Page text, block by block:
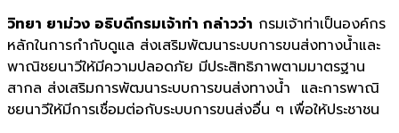
วิทยา ยาม่วง อธิบดีกรมเจ้าท่า กล่าวว่า กรมเจ้าท่าเป็นองค์กร
หลักในการกำกับดูแล ส่งเสริมพัฒนาระบบการขนส่งทางน้ำและ
พาณิชยนาวีให้มีความปลอดภัย มีประสิทธิภาพตามมาตรฐาน
สากล ส่งเสริมการพัฒนาระบบการขนส่งทางน้ำ และการพาณิ
ชยนาวีให้มีการเชื่อมต่อกับระบบการขนส่งอื่น ๆ เพื่อให้ประชาชน